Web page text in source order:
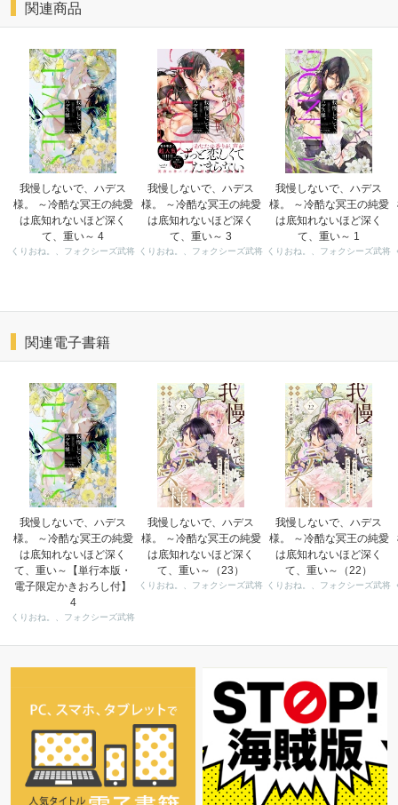
関連商品
我慢しないで、ハデス
様。 ～冷酷な冥王の純愛
は底知れないほど深く
て、重い～ 4
くりおね。、フォクシーズ武将
我慢しないで、ハデス
様。 ～冷酷な冥王の純愛
は底知れないほど深く
て、重い～ 3
くりおね。、フォクシーズ武将
我慢しないで、ハデス
様。 ～冷酷な冥王の純愛
は底知れないほど深く
て、重い～ 1
くりおね。、フォクシーズ武将
関連電子書籍
我慢しないで、ハデス
様。 ～冷酷な冥王の純愛
は底知れないほど深く
て、重い～【単行本版・
電子限定かきおろし付】
4
くりおね。、フォクシーズ武将
我慢しないで、ハデス
様。 ～冷酷な冥王の純愛
は底知れないほど深く
て、重い～（23）
くりおね。、フォクシーズ武将
我慢しないで、ハデス
様。 ～冷酷な冥王の純愛
は底知れないほど深く
て、重い～（22）
くりおね。、フォクシーズ武将